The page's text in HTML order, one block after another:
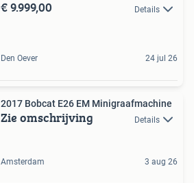
€ 9.999,00 Details
Den Oever 24 jul 26
2017 Bobcat E26 EM Minigraafmachine
Zie omschrijving Details
Amsterdam 3 aug 26